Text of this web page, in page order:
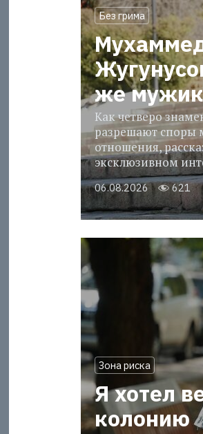
Без грима
же
Как четверо
разрешают споры
отношения,
эксклюзивном
06.08.2026 621
Зона риска
Я хотел
колонию